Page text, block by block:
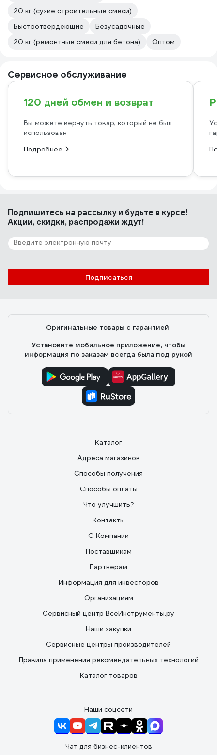
20 кг (сухие строительные смеси)
Быстротвердеющие
Безусадочные
20 кг (ремонтные смеси для бетона)
Оптом
Сервисное обслуживание
120 дней обмен и возврат
Вы можете вернуть товар, который не был
использован
Подробнее
Подпишитесь на рассылкуи будьте в курсе!
Акции, скидки, распродажи ждут!
Подписаться
Оригинальные товары с гарантией!
Установите мобильное приложение, чтобы
информация по заказам всегда была под рукой
Каталог
Адреса магазинов
Способы получения
Способы оплаты
Что улучшить?
Контакты
О Компании
Поставщикам
Партнерам
Информация для инвесторов
Организациям
Сервисный центр ВсеИнструменты.ру
Наши закупки
Сервисные центры производителей
Правила применения рекомендательных технологий
Каталог товаров
Наши соцсети
Чат для бизнес-клиентов